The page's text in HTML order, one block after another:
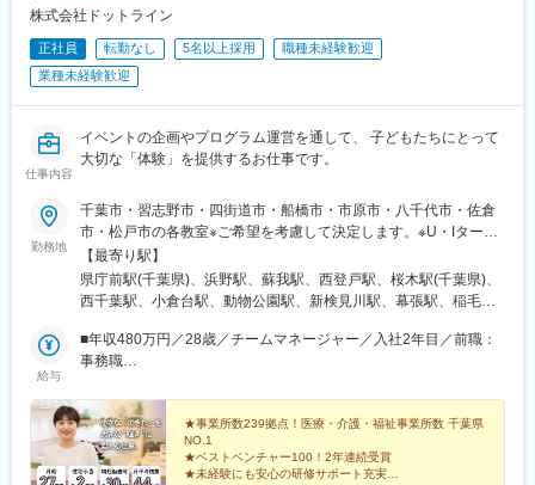
株式会社ドットライン
正社員 転勤なし 5名以上採用
職種未経験歓迎
業種未経験歓迎
仕事内容
イベントの企画やプログラム運営を通して、 子どもたちにとって
大切な「体験」を提供するお仕事です。
勤務地
千葉市・習志野市・四街道市・船橋市・市原市・八千代市・佐倉
市・松戸市の各教室※ご希望を考慮して決定します。※U・Iターン
も歓迎※転居を伴う転勤なし【配属先】■千葉市中央区・千葉中
央・浜野・蘇我・新千葉・都町・西千葉■千葉市若葉区・小倉台・
都賀■千葉市稲毛区・長沼原・稲毛■千葉市花見川区・花見川・新
すみが丘・おゆみ野■習志野市・京成津田沼・京成大久保■四街道
市・四街道■船橋市・船橋浜町・船橋習志野・東船橋・船橋法典・
松戸市・新松戸※受動喫煙対策有：禁煙
【最寄り駅】
県庁前駅(千葉県)、浜野駅、蘇我駅、西登戸駅、桜木駅(千葉県)、
西千葉駅、小倉台駅、動物公園駅、新検見川駅、幕張駅、稲毛海
場駅、習志野駅、千葉みなと駅、都賀駅、四街道駅、東船橋駅、
船橋法典駅、八幡宿駅、東葉勝田台駅、八千代台駅、佐倉駅、志
千葉駅、京成幕張駅、大神宮下駅、北習志野駅、勝田台駅、新津
田沼駅、京成稲毛駅、二和向台駅、新松戸駅、千葉中央駅、千葉
駅、南船橋駅
給与
■年収480万円／28歳／チームマネージャー／入社2年目／前職：
事務職
小学校教諭
★事業所数239拠点！医療・介護・福祉事業所数 千葉県
NO.1
★ベストベンチャー100！2年連続受賞
★未経験にも安心の研修サポート充実